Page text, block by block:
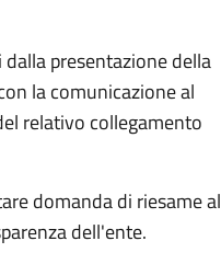
presentazione della
la comunicazione al
relativo collegamento
domanda di riesame al
dell'ente.